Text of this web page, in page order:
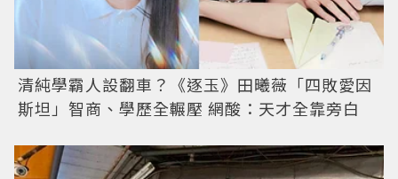
清純學霸人設翻車？《逐玉》田曦薇「四敗愛因
斯坦」智商、學歷全輾壓 網酸：天才全靠旁白